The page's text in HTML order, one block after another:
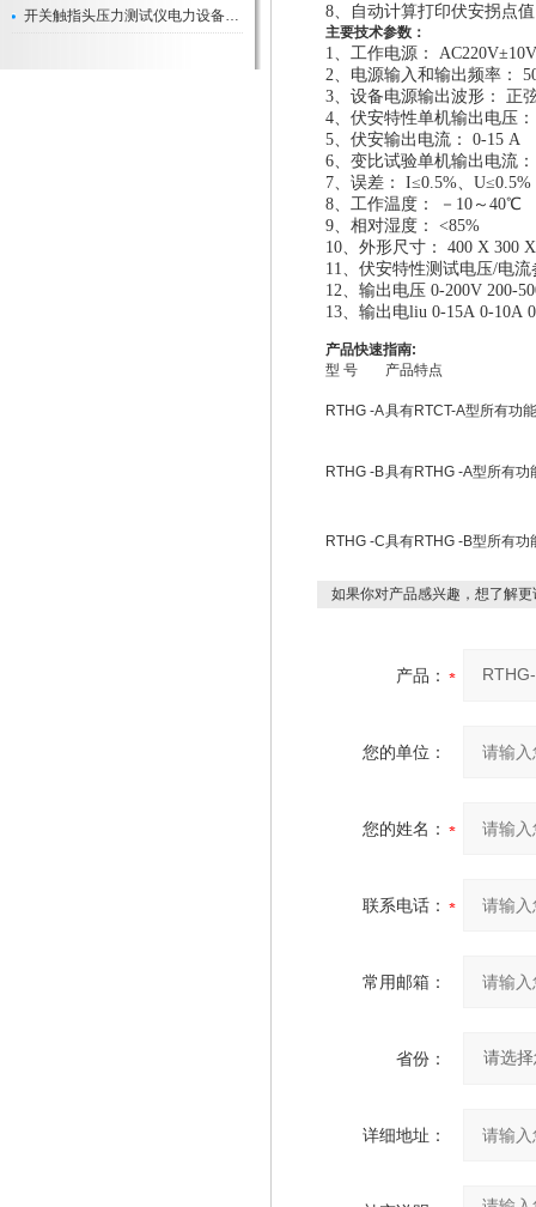
开关触指头压力测试仪电力设备安全的“隐形守护者”
8、自动计算打印伏安拐点
主要技术参数 ：
1、工作电源： AC220V±10V
2、电源输入和输出频率：
3、设备电源输出波形： 正
4、伏安特性单机输出电压
5、伏安输出电流： 0-15 A
6、变比试验单机输出电流
7、误差： I≤0.5%、U≤0.5%
8、工作温度： －10～40℃
9、相对湿度： <85%
10、外形尺寸： 400 X 300
11、伏安特性测试电压/电
12、输出电压 0-200V 200-
13、输出电liu 0-15A 0-10A
产品快速指南:
型 号
产品特点
RTHG -A具有RTCT-A型所有功
RTHG -B具有RTHG -A型所有
RTHG -C具有RTHG -B型所有
如果你对产品感兴趣，想了解
产品：
您的单位：
您的姓名：
联系电话：
常用邮箱：
省份：
详细地址：